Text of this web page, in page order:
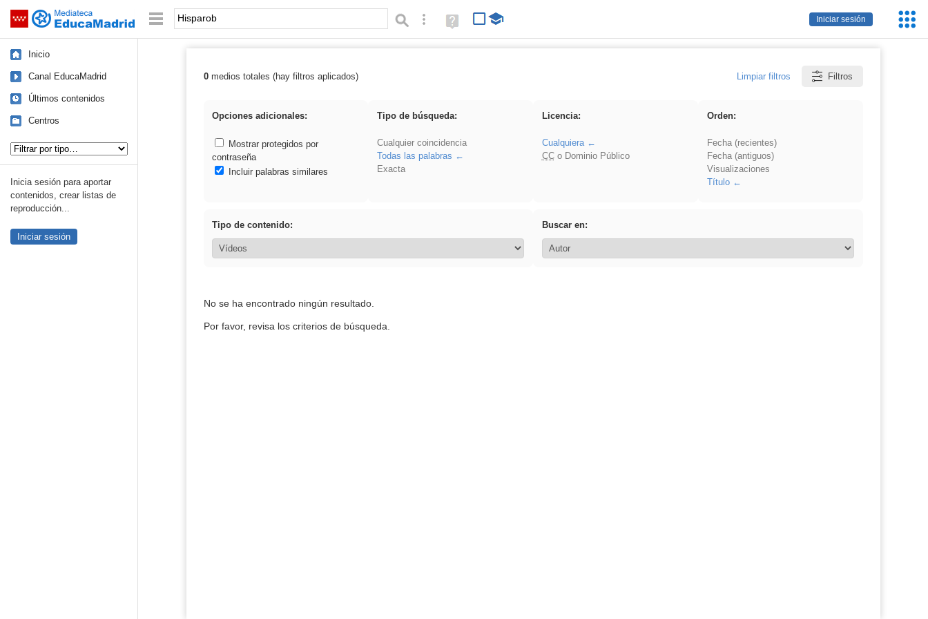
Saltar navegación
Iniciar sesión
Palabra o frase: Búsqueda avanzada
Ayuda
(en
Inicio
Canal EducaMadrid
Últimos contenidos
Centros
Inicia sesión para aportar
contenidos, crear listas de
reproducción...
Iniciar sesión
Resultados de: Hisparob
0medios totales (hay filtros aplicados) Limpiar filtros Filtros
Opciones adicionales:
Mostrar protegidos por
contraseña
Incluir palabras similares
Tipo de búsqueda:
Cualquier coincidencia
Todas las palabras
Exacta
Licencia:
Cualquiera
CCo Dominio Público
Orden:
Fecha (recientes)
Fecha (antiguos)
Visualizaciones
Título
Tipo de contenido: Buscar en:
No se ha encontrado ningún resultado.
Por favor, revisa los criterios de búsqueda.